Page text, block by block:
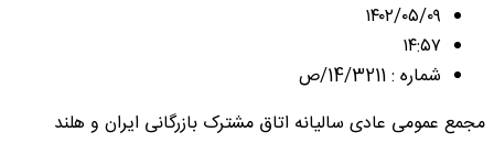
۱۴۰۲/۰۵/۰۹
۱۴:۵۷
شماره : 14/3211/ص
مجمع عمومی عادی سالیانه اتاق مشترک بازرگانی ایران و هلند